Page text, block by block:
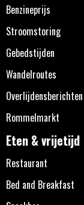
Benzineprijs
Stroomstoring
Gebedstijden
Wandelroutes
Overlijdensberichten
Rommelmarkt
Eten & vrijetijd
Restaurant
Bed and Breakfast